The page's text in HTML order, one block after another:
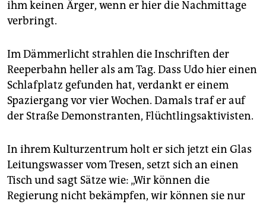
ihm keinen Ärger, wenn er hier die Nachmittage
verbringt.
Im Dämmerlicht strahlen die Inschriften der
Reeperbahn heller als am Tag. Dass Udo hier einen
Schlafplatz gefunden hat, verdankt er einem
Spaziergang vor vier Wochen. Damals traf er auf
der Straße Demonstranten, Flüchtlingsaktivisten.
In ihrem Kulturzentrum holt er sich jetzt ein Glas
Leitungswasser vom Tresen, setzt sich an einen
Tisch und sagt Sätze wie: „Wir können die
Regierung nicht bekämpfen, wir können sie nur